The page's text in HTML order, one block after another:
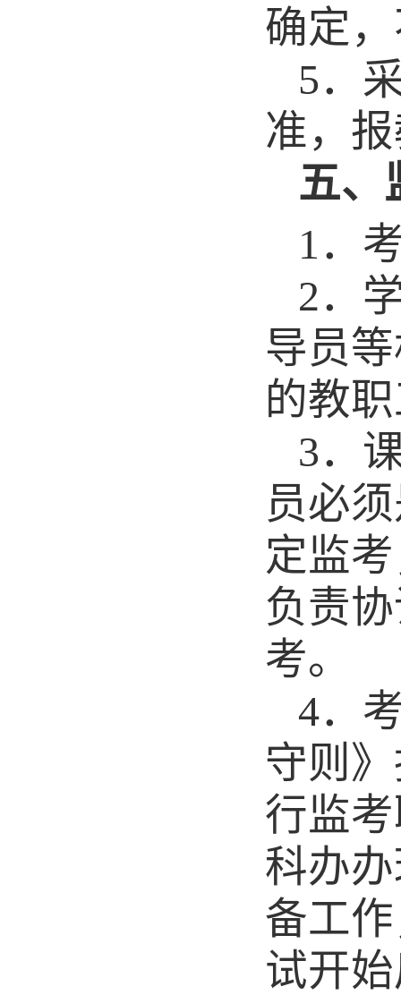
确定
5．
准，
五、
1．
2．
导员
的教
3．
员必
定监
负责
考。
4．
守则
行监
科办
备工
试开